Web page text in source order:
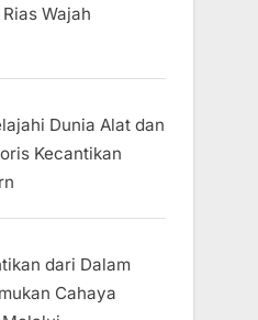
Wajah
Dunia Alat dan
Kecantikan
dari Dalam
Cahaya